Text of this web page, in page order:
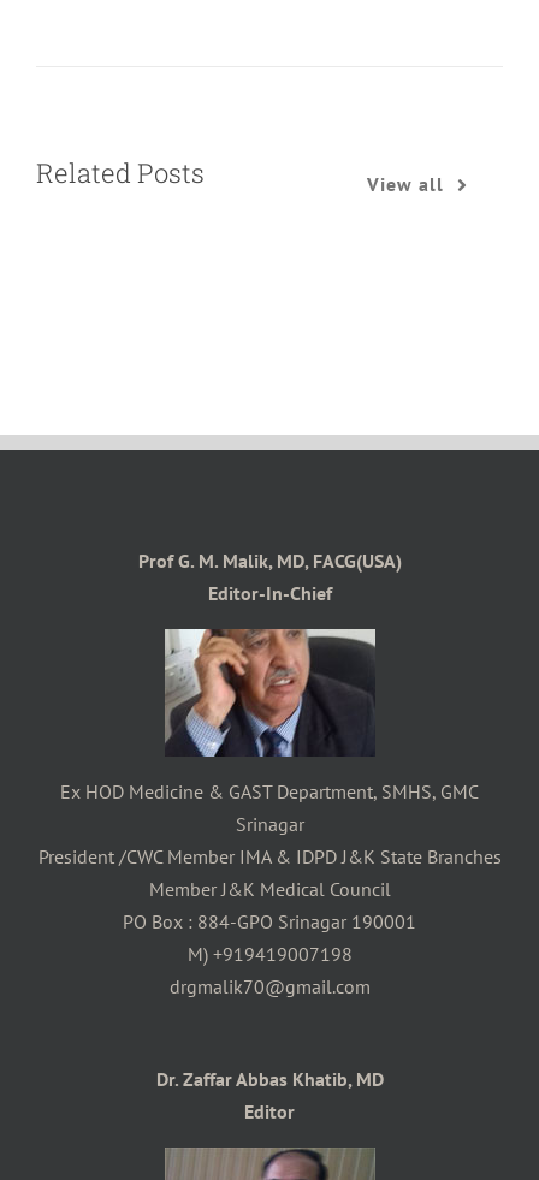
Related Posts View all
Prof G. M. Malik, MD, FACG(USA)
Editor-In-Chief
Ex HOD Medicine & GAST Department, SMHS, GMC
Srinagar
President /CWC Member IMA & IDPD J&K State Branches
Member J&K Medical Council
PO Box : 884-GPO Srinagar 190001
M) +919419007198
drgmalik70@gmail.com
Dr. Zaffar Abbas Khatib, MD
Editor